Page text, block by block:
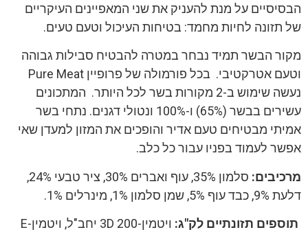
הבסיסיים על מנת להעניק את שני המאפיינים העיקריים
של תזונה לחיות מחמד: בטיחות העיכול וטעם טעים.
מקור הבשר תמיד נבחר במטרה להבטיח סבילות גבוהה
וטעם אטרקטיבי. בכל פורמולה של פרופיין Pure Meat
נעשה שימוש ב-2 מקורות בשר לכל היותר. המתכונים
עשירים בבשר (65%) ו-100% ונטולי דגנים. נתחי בשר
אמיתי מבטיחים טעם אדיר והופכים את המזון למעדן שאי
אפשר לעמוד בפניו עבור כל כלב.
מרכיבים:
סלמון 35%, עוף ואברים 30%, ציר טבעי 24%,
דלעת 9%, כבד עוף 5%, שמן סלמון 1%, מינרלים 1%.
תוספים תזונתיים לק"ג:
ויטמין-3D 200 יחב"ל, ויטמין-E